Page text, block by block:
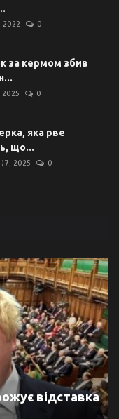
2022 0
за кермом збив
0
яка рве
що...
17, 2025 0
відставка